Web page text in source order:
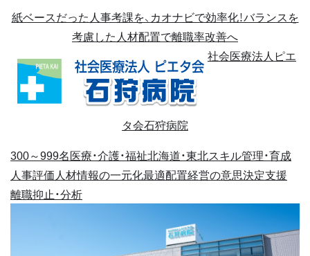
紙ベースだった人事考課を、カオナビで効率化！バランスを
考慮した人材配置で離職率改善へ
社会医療法人ピエ
タ会石狩病院
300～999名医療・介護・福祉北海道・東北スキル管理・育成
人事評価人材情報の一元化最適配置経営の意思決定支援
離職抑止・分析